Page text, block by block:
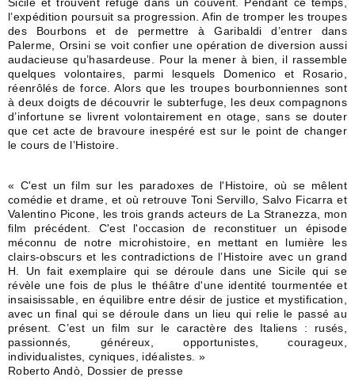
Sicile et trouvent refuge dans un couvent. Pendant ce temps,
l’expédition poursuit sa progression. Afin de tromper les troupes
des Bourbons et de permettre à Garibaldi d’entrer dans
Palerme, Orsini se voit confier une opération de diversion aussi
audacieuse qu’hasardeuse. Pour la mener à bien, il rassemble
quelques volontaires, parmi lesquels Domenico et Rosario,
réenrôlés de force. Alors que les troupes bourbonniennes sont
à deux doigts de découvrir le subterfuge, les deux compagnons
d’infortune se livrent volontairement en otage, sans se douter
que cet acte de bravoure inespéré est sur le point de changer
le cours de l’Histoire.
« C'est un film sur les paradoxes de l'Histoire, où se mêlent
comédie et drame, et où retrouve Toni Servillo, Salvo Ficarra et
Valentino Picone, les trois grands acteurs de La Stranezza, mon
film précédent. C'est l'occasion de reconstituer un épisode
méconnu de notre microhistoire, en mettant en lumière les
clairs-obscurs et les contradictions de l’Histoire avec un grand
H. Un fait exemplaire qui se déroule dans une Sicile qui se
révèle une fois de plus le théâtre d'une identité tourmentée et
insaisissable, en équilibre entre désir de justice et mystification,
avec un final qui se déroule dans un lieu qui relie le passé au
présent. C’est un film sur le caractère des Italiens : rusés,
passionnés, généreux, opportunistes, courageux,
individualistes, cyniques, idéalistes. »
Roberto Andò, Dossier de presse